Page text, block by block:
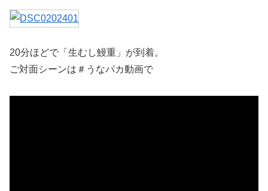
20分ほどで「生むし鰻重」が到着。
ご対面シーンは＃うなパカ動画で